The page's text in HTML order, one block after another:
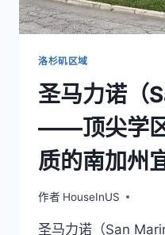
富
社
资
的
理
想
居
住
地
洛杉矶区域
圣马力诺（
——顶尖学
质的南加州
作者 HouseInUS
圣马力诺（San